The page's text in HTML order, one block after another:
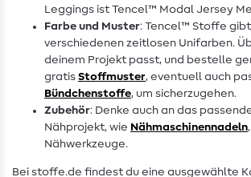
Leggings ist Tencel™ Modal Jersey
Farbe und Muster: Tencel™ Stoffe gibt
verschiedenen zeitlosen Unifarben.
deinem Projekt passt, und bestelle
gratis Stoffmuster, eventuell auch
Bündchenstoffe, um sicherzugehen.
Zubehör: Denke auch an das
Nähprojekt, wie Nähmaschinennadeln
Nähwerkzeuge.
Bei stoffe.de findest du eine ausgewählte